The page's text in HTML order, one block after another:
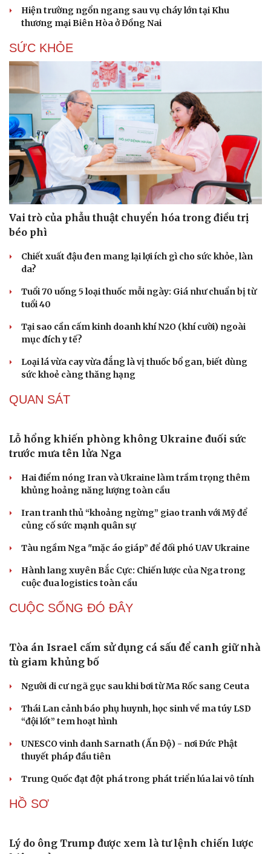
Sân khấu - Điện ảnh
Văn học
Âm nhạc
Di sản
Nghệ sĩ
Sao Việt
Hiện trường ngổn ngang sau vụ cháy lớn tại Khu
thương mại Biên Hòa ở Đồng Nai
SỨC KHỎE
Vai trò của phẫu thuật chuyển hóa trong điều trị
béo phì
Chiết xuất đậu đen mang lại lợi ích gì cho sức khỏe, làn
da?
Tuổi 70 uống 5 loại thuốc mỗi ngày: Giá như chuẩn bị từ
tuổi 40
Tại sao cần cấm kinh doanh khí N2O (khí cười) ngoài
mục đích y tế?
Loại lá vừa cay vừa đắng là vị thuốc bổ gan, biết dùng
sức khoẻ càng thăng hạng
QUAN SÁT
Lỗ hổng khiến phòng không Ukraine đuối sức
trước mưa tên lửa Nga
Hai điểm nóng Iran và Ukraine làm trầm trọng thêm
Iran tranh thủ “khoảng ngừng” giao tranh với Mỹ để
củng cố sức mạnh quân sự
cuộc đua logistics toàn cầu
CUỘC SỐNG ĐÓ ĐÂY